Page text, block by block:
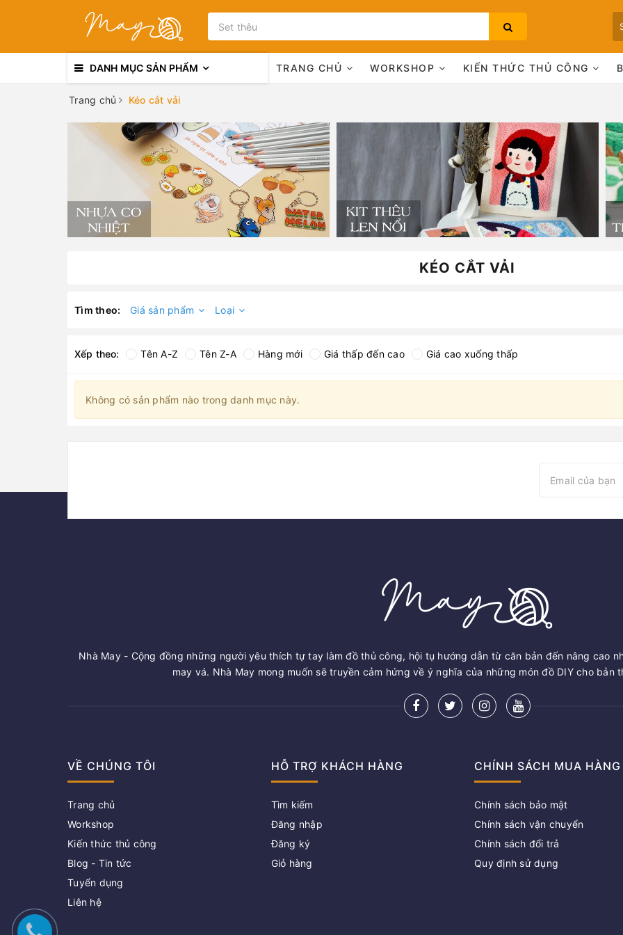
Bạn chưa xem sản phẩm nào
DANH MỤC SẢN PHẨM TRANG CHỦ WORKSHOP KIẾN THỨC THỦ CÔNG
Trang chủ Kéo cắt vải
KÉO CẮT VẢI
Tìm theo: Giá sản phẩm Loại
Xếp theo: Tên A-Z Tên Z-A Hàng mới Giá thấp đến cao Giá cao xuống thấp
Không có sản phẩm nào trong danh mục này.
Nhà May - Cộng đồng những người yêu thích tự tay làm đồ thủ công, hội tụ hướng dẫn từ căn bản đến nâng cao
may vá. Nhà May mong muốn sẽ truyền cảm hứng về ý nghĩa của những món đồ DIY cho bản
VỀ CHÚNG TÔI
Trang chủ
Workshop
Kiến thức thủ công
Blog - Tin tức
Tuyển dụng
Liên hệ
HỖ TRỢ KHÁCH HÀNG
Tìm kiếm
Đăng nhập
Đăng ký
Giỏ hàng
CHÍNH SÁCH MUA HÀNG
Chính sách bảo mật
Chính sách vận chuyển
Chính sách đổi trả
Quy định sử dụng